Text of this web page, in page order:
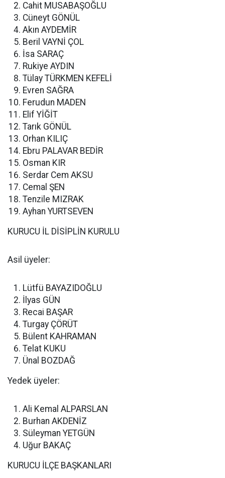
Cahit MUSABAŞOĞLU
Cüneyt GÖNÜL
Akın AYDEMİR
Beril VAYNİ ÇOL
İsa SARAÇ
Rukiye AYDIN
Tülay TÜRKMEN KEFELİ
Evren SAĞRA
Ferudun MADEN
Elif YİĞİT
Tarık GÖNÜL
Orhan KILIÇ
Ebru PALAVAR BEDİR
Osman KIR
Serdar Cem AKSU
Cemal ŞEN
Tenzile MIZRAK
Ayhan YURTSEVEN
KURUCU İL DİSİPLİN KURULU
Asil üyeler:
Lütfü BAYAZIDOĞLU
İlyas GÜN
Recai BAŞAR
Turgay ÇÖRÜT
Bülent KAHRAMAN
Telat KUKU
Ünal BOZDAĞ
Yedek üyeler:
Ali Kemal ALPARSLAN
Burhan AKDENİZ
Süleyman YETGÜN
Uğur BAKAÇ
KURUCU İLÇE BAŞKANLARI